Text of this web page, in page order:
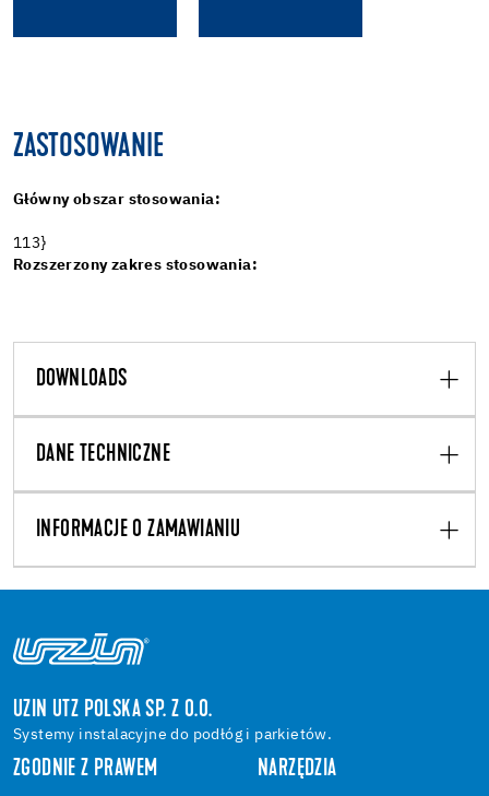
ZASTOSOWANIE
Główny obszar stosowania:
113}
Rozszerzony zakres stosowania:
DOWNLOADS
DANE TECHNICZNE
INFORMACJE O ZAMAWIANIU
UZIN UTZ POLSKA SP. Z O.O.
Systemy instalacyjne do podłóg i parkietów.
ZGODNIE Z PRAWEM NARZĘDZIA